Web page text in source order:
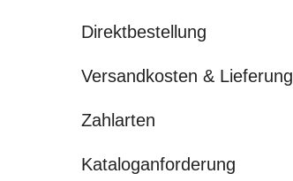
Direktbestellung
Versandkosten & Lieferung
Zahlarten
Kataloganforderung